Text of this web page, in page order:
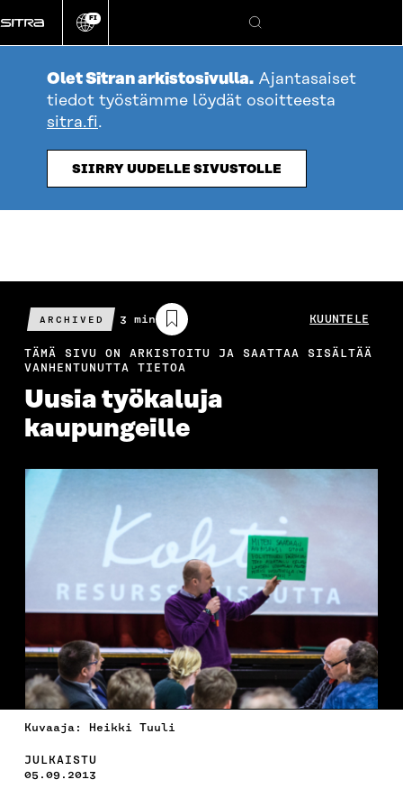
suoraan
sisältöön
Vaihda
kieli
FI
Hae
Olet Sitran arkistosivulla. Ajantasaiset
tiedot työstämme löydät osoitteesta
sitra.fi.
SIIRRY UUDELLE SIVUSTOLLE
ARCHIVED
Arvioitu
lukuaika
3 min KUUNTELE
TÄMÄ SIVU ON ARKISTOITU JA SAATTAA SISÄLTÄÄ
VANHENTUNUTTA TIETOA
Uusia työkaluja
kaupungeille
Kuvaaja: Heikki Tuuli
JULKAISTU
05.09.2013